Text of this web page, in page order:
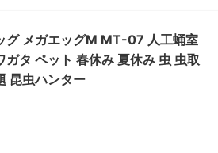
グ メガエッグM MT-07 人工蛹室
タ ペット 春休み 夏休み 虫 虫取
昆虫ハンター